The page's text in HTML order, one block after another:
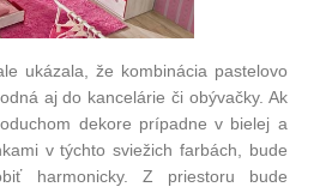
ukázala, že kombinácia pastelovo
aj do kancelárie či obývačky. Ak
dekore prípadne v bielej a
v týchto sviežich farbách, bude
harmonicky. Z priestoru bude